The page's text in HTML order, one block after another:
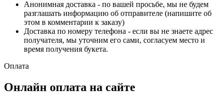
Анонимная доставка - по вашей просьбе, мы не будем
разглашать информацию об отправителе (напишите об
этом в комментарии к заказу)
Доставка по номеру телефона - если вы не знаете адрес
получателя, мы уточним его сами, согласуем место и
время получения букета.
Оплата
Онлайн оплата на сайте